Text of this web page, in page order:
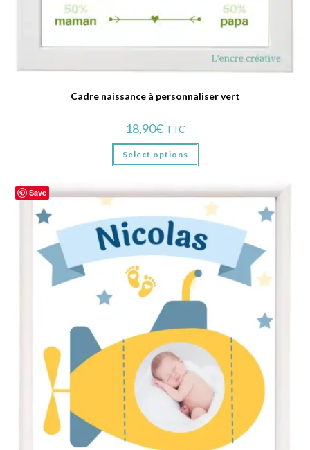
Cadre naissance à personnaliser vert
18,90€ TTC
Select options
Save